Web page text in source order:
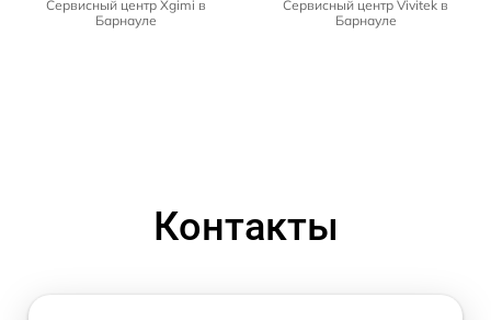
Сервисный центр Xgimi в
Барнауле
Сервисный центр Vivitek в
Барнауле
Контакты